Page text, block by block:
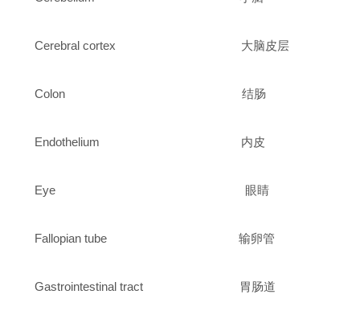
Cerebral cortex 大脑皮层
Colon 结肠
Endothelium 内皮
Eye 眼睛
Fallopian tube 输卵管
Gastrointestinal tract 胃肠道